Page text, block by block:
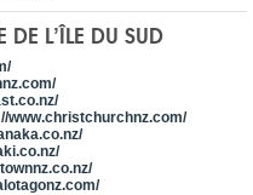
DE L’ÎLE DU SUD
www.christchurchnz.com/